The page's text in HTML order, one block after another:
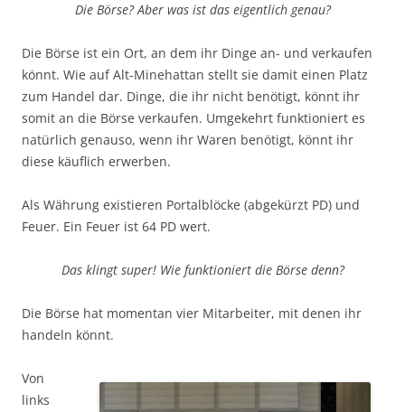
Die Börse? Aber was ist das eigentlich genau?
Die Börse ist ein Ort, an dem ihr Dinge an- und verkaufen
könnt. Wie auf Alt-Minehattan stellt sie damit einen Platz
zum Handel dar. Dinge, die ihr nicht benötigt, könnt ihr
somit an die Börse verkaufen. Umgekehrt funktioniert es
natürlich genauso, wenn ihr Waren benötigt, könnt ihr
diese käuflich erwerben.
Als Währung existieren Portalblöcke (abgekürzt PD) und
Feuer. Ein Feuer ist 64 PD wert.
Das klingt super! Wie funktioniert die Börse denn?
Die Börse hat momentan vier Mitarbeiter, mit denen ihr
handeln könnt.
Von
links